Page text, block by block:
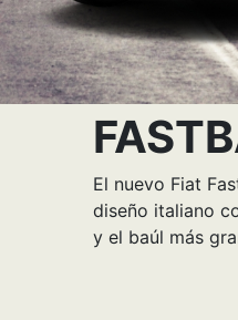
El nuevo Fiat
diseño italiano
y el baúl más